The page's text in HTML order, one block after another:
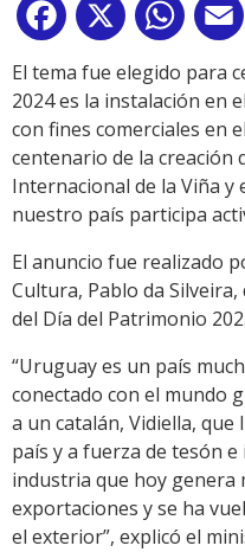
Facebook
X
El tema fue elegido para
2024 es la instalación en
con fines comerciales en
centenario de la creación
Internacional de la Viña y
nuestro país participa
El anuncio fue realizado
Cultura, Pablo da
del Día del Patrimonio
“Uruguay es un país
conectado con el mundo
a un catalán, Vidiella,
país y a fuerza de tesón
industria que hoy genera
exportaciones y se ha
el exterior”, explicó el